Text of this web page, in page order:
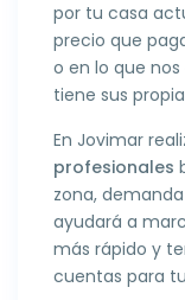
por tu casa
precio que
o en lo que
tiene sus
En Jovimar
profesionales
zona,
ayudará a
más rápido y
cuentas para